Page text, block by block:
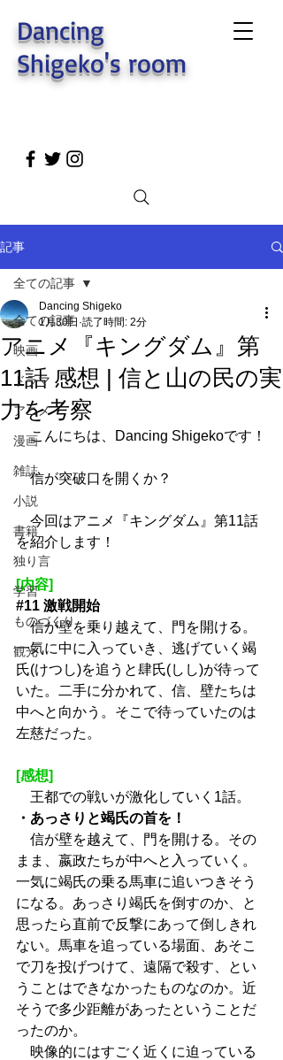
Dancing
Shigeko's room
記事
全ての記事
映画
ドラマ
アニメ
漫画
雑誌
小説
書籍
独り言
学習
ものづくり
観光
全ての記事
アニメ『キングダム』第
11話 感想 | 信と山の民の実
力を考察
Dancing Shigeko
1月30日 読了時間: 2分
こんにちは、Dancing Shigekoです！
信が突破口を開くか？
今回はアニメ『キングダム』第11話
を紹介します！
[内容]
#11 激戦開始
信が壁を乗り越えて、門を開ける。
一気に中に入っていき、逃げていく竭
氏(けつし)を追うと肆氏(しし)が待って
いた。二手に分かれて、信、壁たちは
中へと向かう。そこで待っていたのは
左慈だった。
[感想]
王都での戦いが激化していく1話。
・あっさりと竭氏の首を！
信が壁を越えて、門を開ける。その
まま、嬴政たちが中へと入っていく。
一気に竭氏の乗る馬車に追いつきそう
になる。あっさり竭氏を倒すのか、と
思ったら直前で反撃にあって倒しきれ
ない。馬車を追っている場面、あそこ
で刀を投げつけて、遠隔で殺す、とい
うことはできなかったものなのか。近
そうで多少距離があったということだ
ったのか。
映像的にはすごく近くに迫っている